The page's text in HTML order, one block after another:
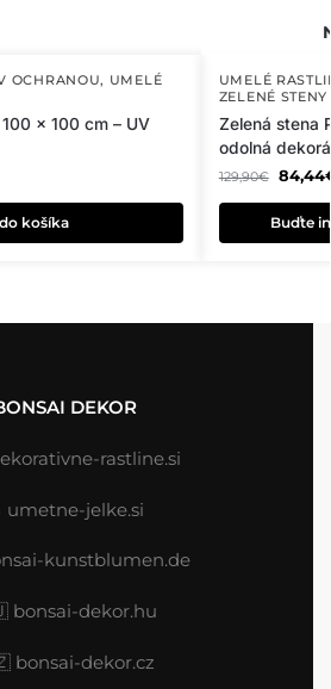
OCHRANOU, UMELÉ
x 100 cm – UV
košíka
UMELÉ
ZELENÉ STENY
Zelená stena
odolná
129,90€ 84,44
Buďte
DEKOR
rastline.si
umetne-jelke.si
kunstblumen.de
bonsai-dekor.hu
bonsai-dekor.cz